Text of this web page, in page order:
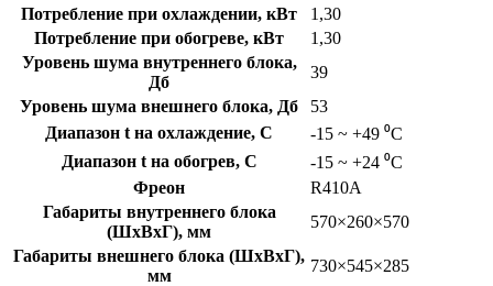
Потребление при охлаждении, кВт
1,30
Потребление при обогреве, кВт
1,30
Уровень шума внутреннего блока,
Дб
39
Уровень шума внешнего блока, Дб
53
Диапазон t на охлаждение, C
-15 ~ +49 ⁰С
Диапазон t на обогрев, C
-15 ~ +24 ⁰С
Фреон
R410A
Габариты внутреннего блока
(ШхВхГ), мм
570×260×570
Габариты внешнего блока (ШхВхГ),
мм
730×545×285